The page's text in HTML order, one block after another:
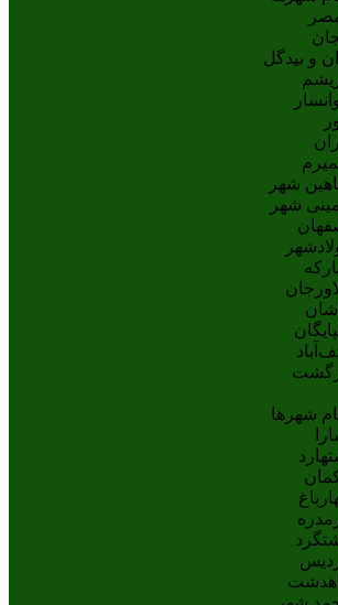
و بیدگل
شهر
شهر
شهر‌ها